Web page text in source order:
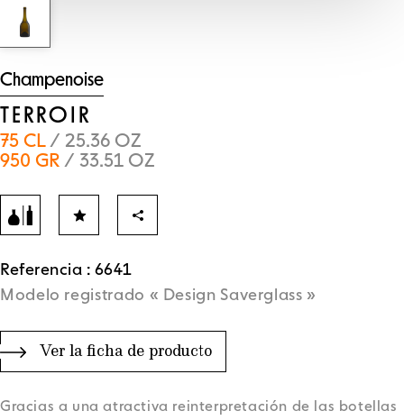
Champenoise
TERROIR
75 CL/ 25.36 OZ
950 GR / 33.51 OZ
Referencia : 6641
Modelo registrado « Design Saverglass »
Ver la ficha de producto
Gracias a una atractiva reinterpretación de las botellas